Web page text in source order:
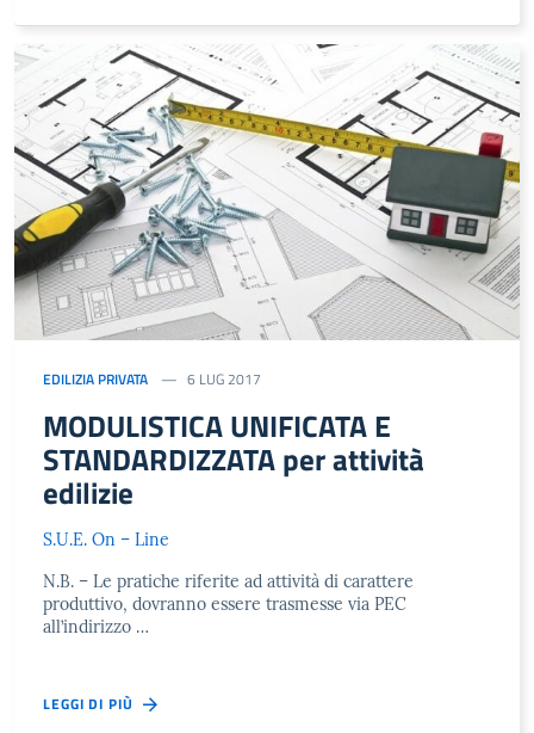
EDILIZIA PRIVATA 6 LUG 2017
MODULISTICA UNIFICATA E
STANDARDIZZATA per attività
edilizie
S.U.E. On – Line
N.B. – Le pratiche riferite ad attività di carattere
produttivo, dovranno essere trasmesse via PEC
all’indirizzo …
LEGGI DI PIÙ